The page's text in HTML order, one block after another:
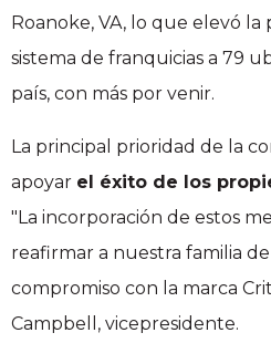
Roanoke, VA, lo que elevó la
sistema de franquicias a 79
país, con más por venir.
La principal prioridad de la
apoyar el éxito de los
"La incorporación de estos
reafirmar a nuestra familia
compromiso con la marca
Campbell, vicepresidente.